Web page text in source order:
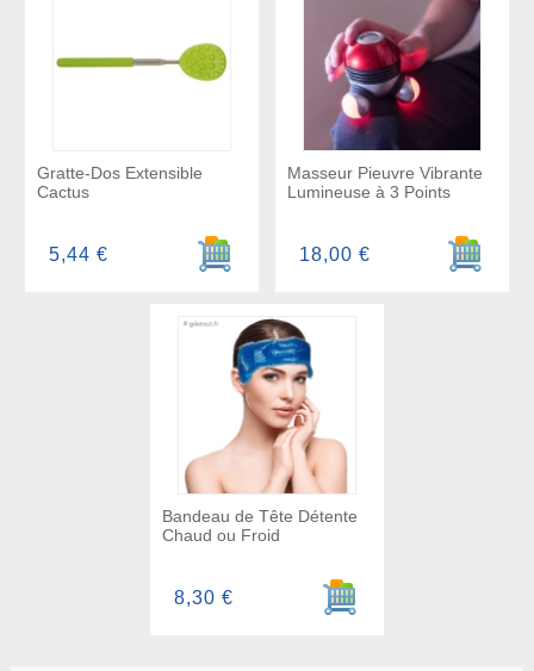
Gratte-Dos Extensible
Cactus
Ajouter au panier
5,44 €
Masseur Pieuvre Vibrante
Lumineuse à 3 Points
Ajouter
18,00 €
Bandeau de Tête Détente
Chaud ou Froid
Ajouter au panier
8,30 €